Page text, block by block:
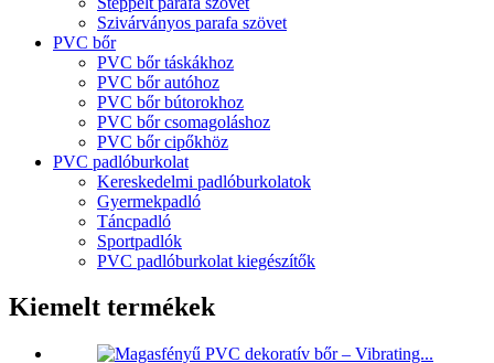
Szivárványos parafa szövet
PVC bőr
PVC bőr táskákhoz
PVC bőr autóhoz
PVC bőr bútorokhoz
PVC bőr csomagoláshoz
PVC bőr cipőkhöz
PVC padlóburkolat
Kereskedelmi padlóburkolatok
Gyermekpadló
Táncpadló
Sportpadlók
PVC padlóburkolat kiegészítők
Kiemelt termékek